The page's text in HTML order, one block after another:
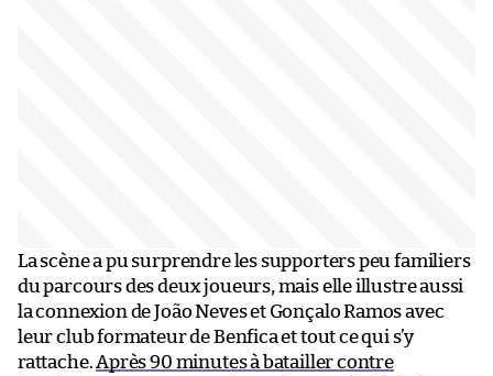
La scène a pu surprendre les supporters peu familiers
du parcours des deux joueurs, mais elle illustre aussi
la connexion de João Neves et Gonçalo Ramos avec
leur club formateur de Benfica et tout ce qui s’y
rattache.Après 90 minutes à batailler contre